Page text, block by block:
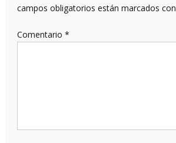
campos obligatorios están marcados con
Comentario *